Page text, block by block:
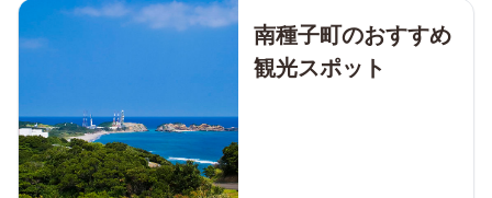
南種子町のおすすめ
観光スポット